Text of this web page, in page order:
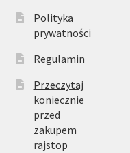
Polityka
prywatności
Regulamin
Przeczytaj
koniecznie
przed
zakupem
rajstop